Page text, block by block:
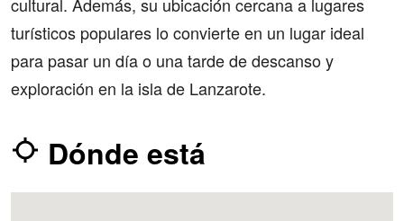
cultural. Además, su ubicación cercana a lugares
turísticos populares lo convierte en un lugar ideal
para pasar un día o una tarde de descanso y
exploración en la isla de Lanzarote.
Dónde está